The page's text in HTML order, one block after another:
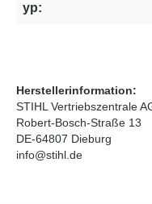
yp:
Herstellerinformation:
STIHL Vertriebszentrale
Robert-Bosch-Straße 13
DE-64807 Dieburg
info@stihl.de